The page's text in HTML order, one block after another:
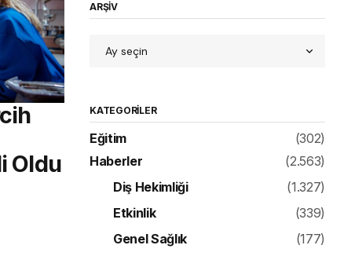
Oldu
ARŞİV
KATEGORILER
Eğitim
(302)
Haberler
(2.563)
Diş Hekimliği
(1.327)
Etkinlik
(339)
Genel Sağlık
(177)